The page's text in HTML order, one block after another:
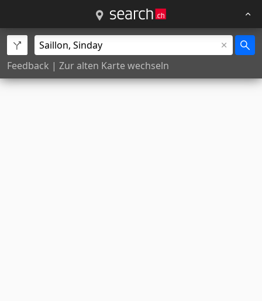
Feedback | Zur alten Karte wechseln